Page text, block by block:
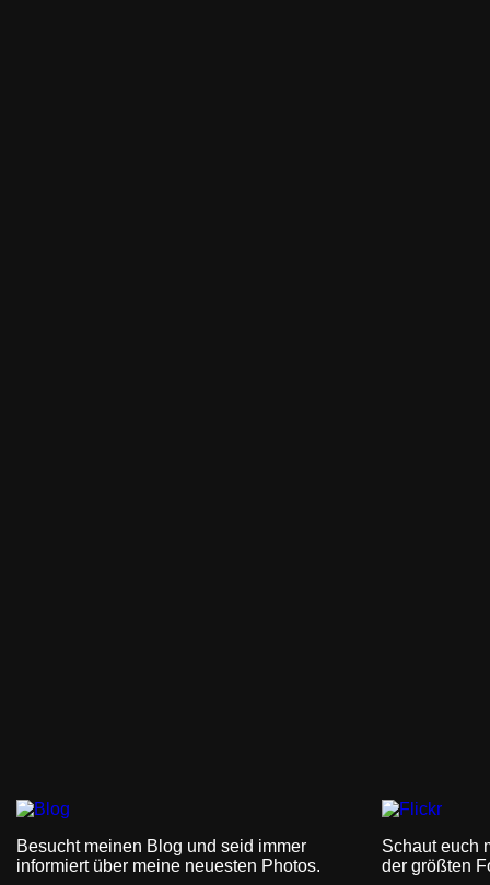
Besucht meinen Blog und seid immer
informiert über meine neuesten Photos.
Schaut euch
der größten